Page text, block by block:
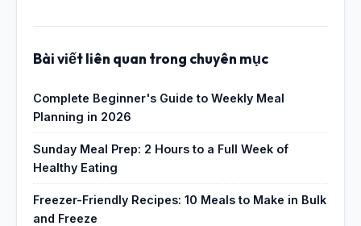
Bài viết liên quan trong chuyên mục
Complete Beginner's Guide to Weekly Meal
Planning in 2026
Sunday Meal Prep: 2 Hours to a Full Week of
Healthy Eating
Freezer-Friendly Recipes: 10 Meals to Make in Bulk
and Freeze